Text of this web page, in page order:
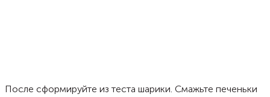
После сформируйте из теста шарики. Смажьте печеньки